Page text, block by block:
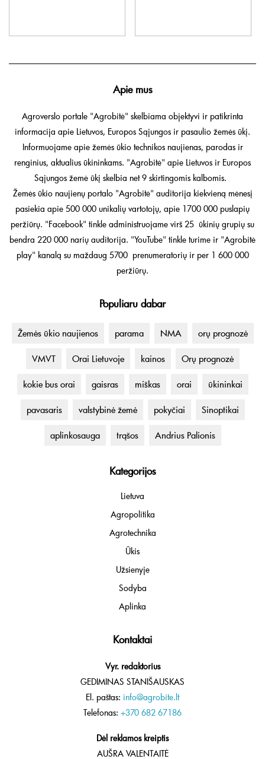
Apie mus
Agroverslo portale "Agrobitė" skelbiama objektyvi ir patikrinta
informacija apie Lietuvos, Europos Sąjungos ir pasaulio žemės ūkį.
Informuojame apie žemės ūkio technikos naujienas, parodas ir
renginius, aktualius ūkininkams. "Agrobitė" apie Lietuvos ir Europos
Sąjungos žemė ūkį skelbia net 9 skirtingomis kalbomis.
Žemės ūkio naujienų portalo "Agrobitė" auditorija kiekvieną mėnesį
pasiekia apie 500 000 unikalių vartotojų, apie 1700 000 puslapių
peržiūrų. "Facebook" tinkle administruojame virš 25 ūkinių grupių su
bendra 220 000 narių auditorija. "YouTube" tinkle turime ir "Agrobitė
play" kanalą su maždaug 5700 prenumeratorių ir per 1 600 000
peržiūrų.
Populiaru dabar
Žemės ūkio naujienos parama NMA orų prognozė
VMVT Orai Lietuvoje kainos Orų prognozė
kokie bus orai gaisras miškas orai ūkininkai
pavasaris valstybinė žemė pokyčiai Sinoptikai
aplinkosauga trąšos Andrius Palionis
Kategorijos
Lietuva
Agropolitika
Agrotechnika
Ūkis
Užsienyje
Sodyba
Aplinka
Kontaktai
Vyr. redaktorius
GEDIMINAS STANIŠAUSKAS
El. paštas: info@agrobite.lt
Telefonas: +370 682 67186
Dėl reklamos kreiptis
AUŠRA VALENTAITĖ